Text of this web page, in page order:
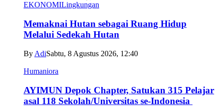
EKONOMILingkungan
Memaknai Hutan sebagai Ruang Hidup
Melalui Sedekah Hutan
By AdiSabtu, 8 Agustus 2026, 12:40
Humaniora
AYIMUN Depok Chapter, Satukan 315 Pelajar
asal 118 Sekolah/Universitas se-Indonesia